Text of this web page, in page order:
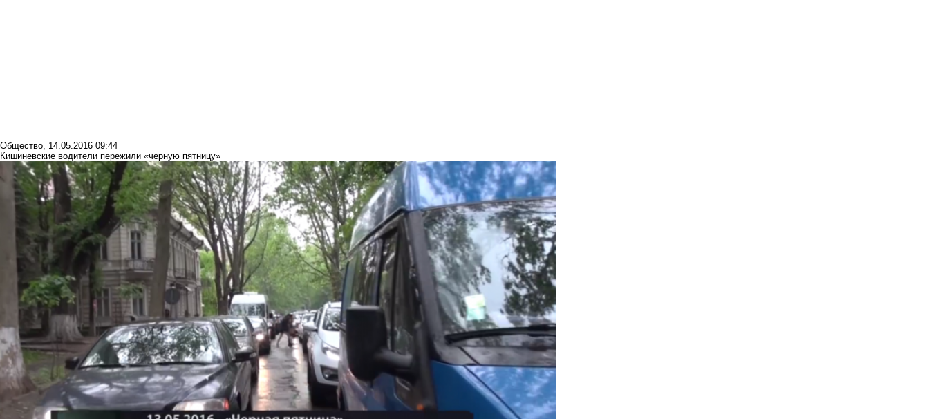
Общество, 14.05.2016 09:44
Кишиневские водители пережили «черную пятницу»